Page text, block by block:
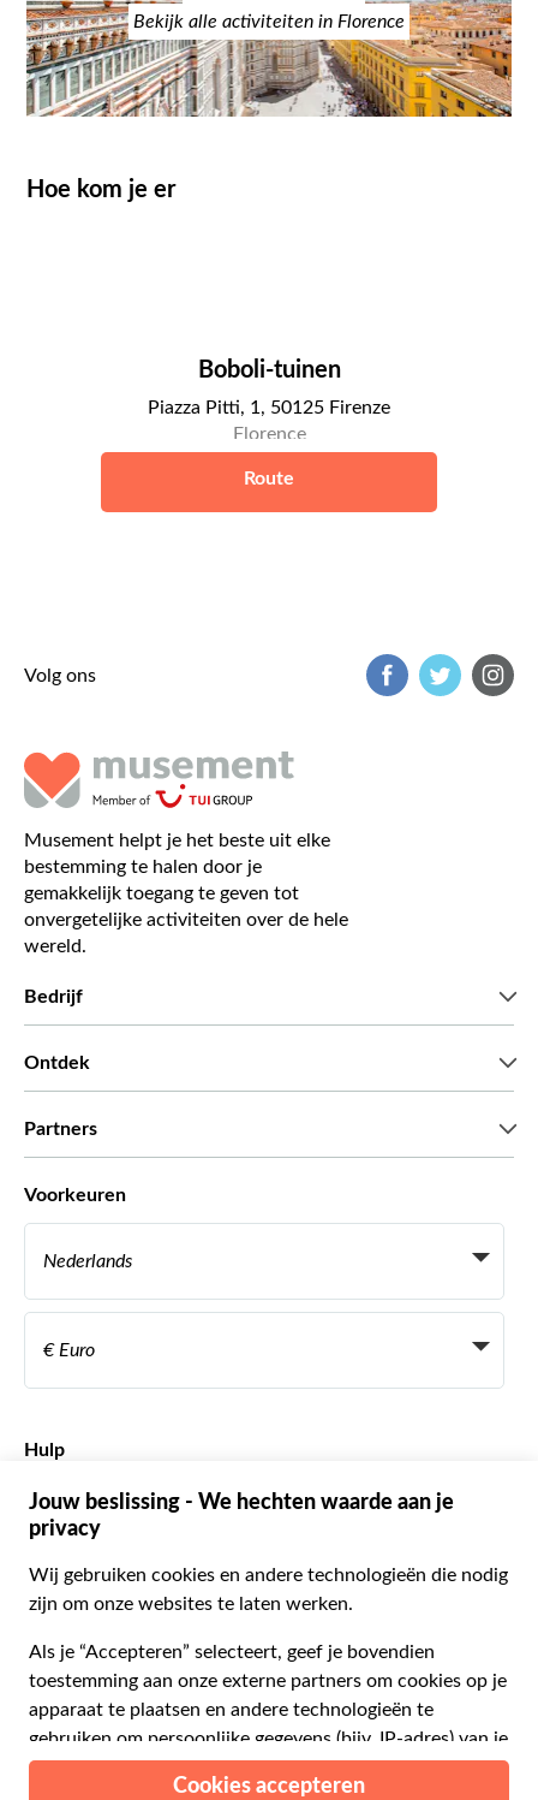
Bekijk alle activiteiten in Florence
Hoe kom je er
Boboli-tuinen
Piazza Pitti, 1, 50125 Firenze
Florence
Route
Volg ons
Musement helpt je het beste uit elke
bestemming te halen door je
gemakkelijk toegang te geven tot
onvergetelijke activiteiten over de hele
wereld.
Bedrijf
Ontdek
Partners
Word een Leverancier
Become a Distribution Partner
Voorkeuren
Nederlands
Italiaans
Frans
Spaans
Duits
Portugees
Polski
Nederlands
€ Euro
AU$ Australische dollar
.د.ب Bahreinse dinar
R$ Braziliaanse real
CLP$ Chileense peso
Hulp
FAQ
Neem contact op met ons
Cookies Site-map
Toegankelijkheidsverklaring
© 2026 Musement S.p.A.
Online Reisbureau nº 170695